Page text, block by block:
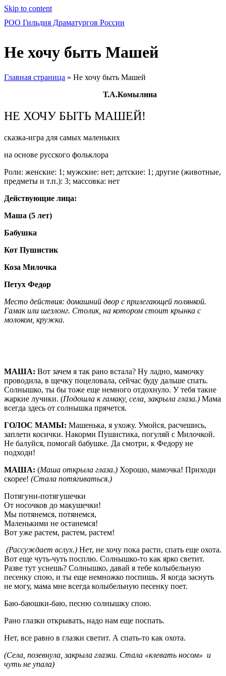
Skip to content
РОО Гильдия Драматургов России
Не хочу быть Машей
Главная страница » Не хочу быть Машей
Т.А.Комылина
НЕ ХОЧУ БЫТЬ МАШЕЙ!
сказка-игра для самых маленьких
на основе русского фольклора
Роли: женские: 1; мужские: нет; детские: 1; другие (животные,
предметы и т.п.): 3; массовка: нет
Действующие лица:
Маша (5 лет)
Бабушка
Кот Пушистик
Коза Милочка
Петух Федор
Место действия: домашний двор с прилегающей полянкой.
Гамак или шезлонг. Столик, на котором стоит крынка с
молоком, кружка.
МАША: Вот зачем я так рано встала? Ну ладно, мамочку
проводила, в щечку поцеловала, сейчас буду дальше спать.
Солнышко, ты бы тоже еще немного отдохнуло. У тебя такие
жаркие лучики. (Подошла к гамаку, села, закрыла глаза.) Мама
всегда здесь от солнышка прячется.
ГОЛОС МАМЫ: Машенька, я ухожу. Умойся, расчешись,
заплети косички. Накорми Пушистика, погуляй с Милочкой.
Не балуйся, помогай бабушке. Да смотри, к Федору не
подходи!
МАША: (Маша открыла глаза.) Хорошо, мамочка! Приходи
скорее! (Стала потягиваться.)
Потягуни-потягушечки
От носочков до макушечки!
Мы потянемся, потянемся,
Маленькими не останемся!
Вот уже растем, растем, растем!
(Рассуждает вслух.) Нет, не хочу пока расти, спать еще охота.
Вот еще чуть-чуть посплю. Солнышко-то как ярко светит.
Разве тут уснешь? Солнышко, давай я тебе колыбельную
песенку спою, и ты еще немножко поспишь. Я когда заснуть
не могу, мама мне всегда колыбельную песенку поет.
Баю-баюшки-баю, песню солнышку спою.
Рано глазки открывать, надо нам еще поспать.
Нет, все равно в глазки светит. А спать-то как охота.
(Села, позевнула, закрыла глазки. Стала «клевать носом» и
чуть не упала)